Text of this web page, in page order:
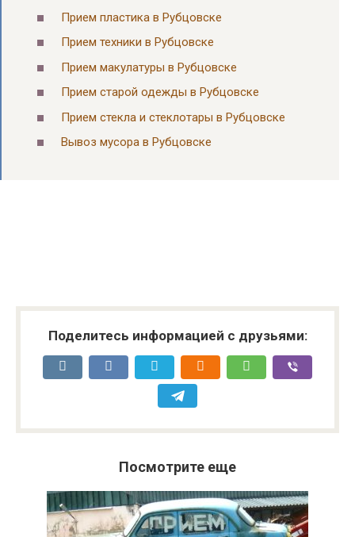
Прием пластика в Рубцовске
Прием техники в Рубцовске
Прием макулатуры в Рубцовске
Прием старой одежды в Рубцовске
Прием стекла и стеклотары в Рубцовске
Вывоз мусора в Рубцовске
Поделитесь информацией с друзьями:
Посмотрите еще